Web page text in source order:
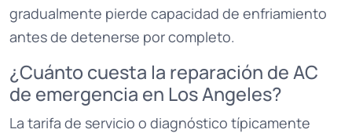
gradualmente pierde capacidad de enfriamiento
antes de detenerse por completo.
¿Cuánto cuesta la reparación de AC
de emergencia en Los Angeles?
La tarifa de servicio o diagnóstico típicamente